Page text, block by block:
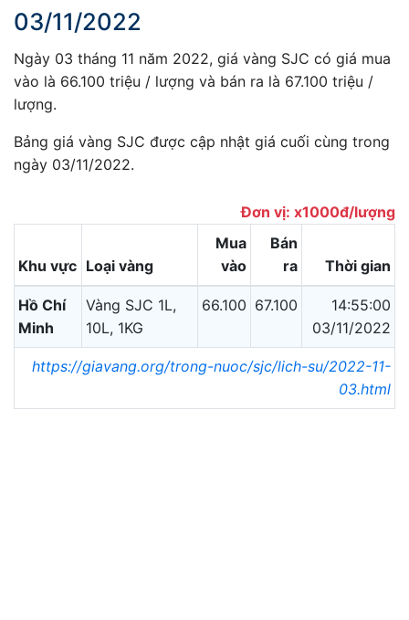
03/11/2022
Ngày 03 tháng 11 năm 2022, giá vàng SJC có giá mua
vào là 66.100 triệu / lượng và bán ra là 67.100 triệu /
lượng.
Bảng giá vàng SJC được cập nhật giá cuối cùng trong
ngày 03/11/2022.
Đơn vị: x1000đ/lượng
Khu vực Loại vàng
Mua
vào
Bán
ra
Thời gian
Hồ Chí
Minh
Vàng SJC 1L,
10L, 1KG
66.100 67.100
14:55:00
03/11/2022
https://giavang.org/trong-nuoc/sjc/lich-su/2022-11-
03.html